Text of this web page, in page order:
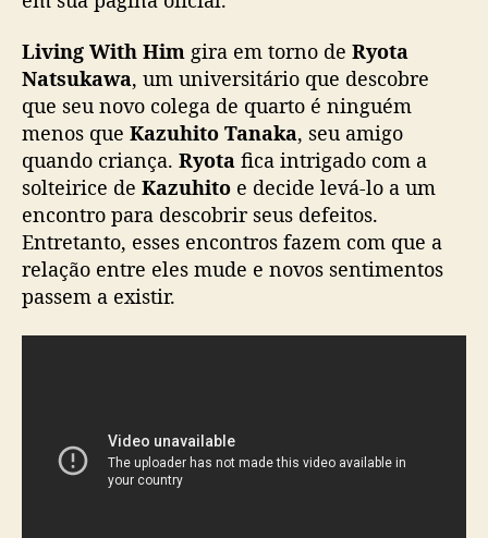
H
i
m
”
l
a
n
ç
a
t
Living With Him gira em torno de Ryota
Natsukawa, um universitário que descobre
que seu novo colega de quarto é ninguém
menos que Kazuhito Tanaka, seu amigo
quando criança. Ryota fica intrigado com a
solteirice de Kazuhito e decide levá-lo a um
encontro para descobrir seus defeitos.
Entretanto, esses encontros fazem com que a
relação entre eles mude e novos sentimentos
passem a existir.